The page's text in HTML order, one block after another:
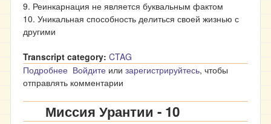
9. Реинкарнация не является буквальным фактом
10. Уникальная способность делиться своей жизнью с
другими
Transcript category: CTAG
Подробнее о Миссия Урантии - 11
Войдите или зарегистрируйтесь, чтобы
отправлять комментарии
Миссия Урантии - 10